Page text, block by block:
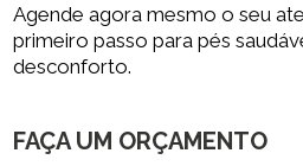
Agende agora mesmo o seu
primeiro passo para pés
desconforto.
FAÇA UM ORÇAMENTO